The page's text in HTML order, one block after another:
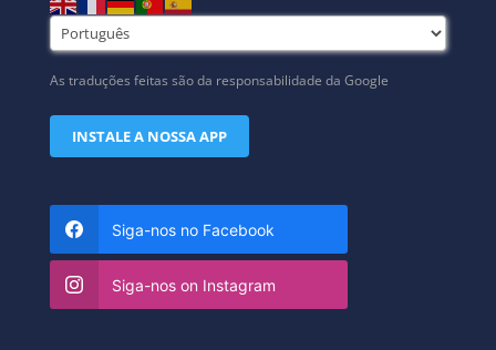
As traduções feitas são da responsabilidade da Google
INSTALE A NOSSA APP
Siga-nos no Facebook
Siga-nos on Instagram